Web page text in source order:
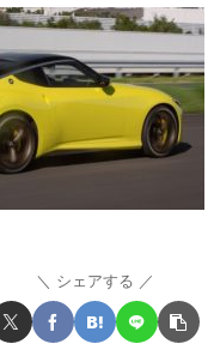
シェアする